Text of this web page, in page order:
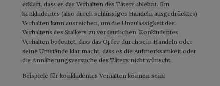
erklärt, dass es das Verhalten des Täters ablehnt. Ein
konkludentes (also durch schlüssiges Handeln ausgedrücktes)
Verhalten kann ausreichen, um die Unzulässigkeit des
Verhaltens des Stalkers zu verdeutlichen. Konkludentes
Verhalten bedeutet, dass das Opfer durch sein Handeln oder
seine Umstände klar macht, dass es die Aufmerksamkeit oder
die Annäherungsversuche des Täters nicht wünscht.
Beispiele für konkludentes Verhalten können sein: